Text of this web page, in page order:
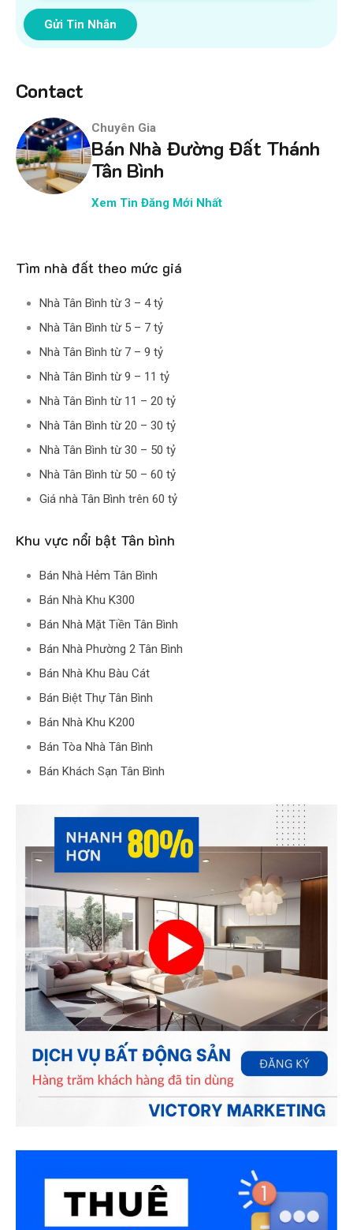
Gửi Tin Nhắn
Contact
Chuyên Gia
Bán Nhà Đường Đất Thánh
Tân Bình
Xem Tin Đăng Mới Nhất
Tìm nhà đất theo mức giá
Nhà Tân Bình từ 3 – 4 tỷ
Nhà Tân Bình từ 5 – 7 tỷ
Nhà Tân Bình từ 7 – 9 tỷ
Nhà Tân Bình từ 9 – 11 tỷ
Nhà Tân Bình từ 11 – 20 tỷ
Nhà Tân Bình từ 20 – 30 tỷ
Nhà Tân Bình từ 30 – 50 tỷ
Nhà Tân Bình từ 50 – 60 tỷ
Giá nhà Tân Bình trên 60 tỷ
Khu vực nổi bật Tân bình
Bán Nhà Hẻm Tân Bình
Bán Nhà Khu K300
Bán Nhà Mặt Tiền Tân Bình
Bán Nhà Phường 2 Tân Bình
Bán Nhà Khu Bàu Cát
Bán Biệt Thự Tân Bình
Bán Nhà Khu K200
Bán Tòa Nhà Tân Bình
Bán Khách Sạn Tân Bình